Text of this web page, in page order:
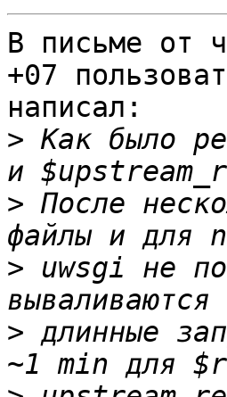
В письме от
+07
написал:
> Как было
> После
> uwsgi не
> длинные